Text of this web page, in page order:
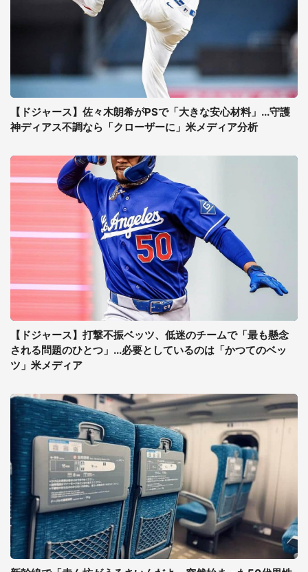
【ドジャース】佐々木朗希がPSで「大きな安心材料」...守護
神ディアス不調なら「クローザーに」米メディア分析
【ドジャース】打撃不振ベッツ、低迷のチームで「最も懸念
される問題のひとつ」...必要としているのは「かつてのベッ
ツ」米メディア